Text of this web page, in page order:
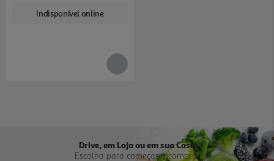
Indisponível online
Drive, em Loja ou em sua Casa
Escolha para começar a comprar